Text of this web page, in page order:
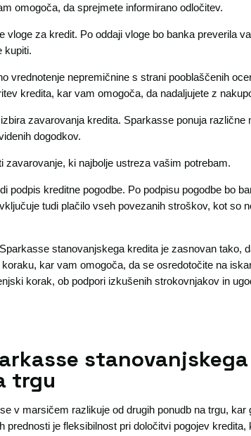
omogoča, da sprejmete informirano odločitev.
vloge za kredit. Po oddaji vloge bo banka preverila
kupiti.
vrednotenje nepremičnine s strani pooblaščenih
kredita, kar vam omogoča, da nadaljujete z
zavarovanja kredita. Sparkasse ponuja
dogodkov.
zavarovanje, ki najbolje ustreza vašim potrebam.
podpis kreditne pogodbe. Po podpisu pogodbe bo
tudi plačilo vseh povezanih stroškov, kot so
stanovanjskega kredita je zasnovan tako,
kar vam omogoča, da se osredotočite na
korak, ob podpori izkušenih strokovnjakov in
trgu
v marsičem razlikuje od drugih ponudb na trgu,
prednosti je fleksibilnost pri določitvi pogojev